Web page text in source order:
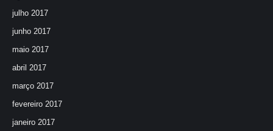
julho 2017
junho 2017
maio 2017
abril 2017
março 2017
fevereiro 2017
janeiro 2017